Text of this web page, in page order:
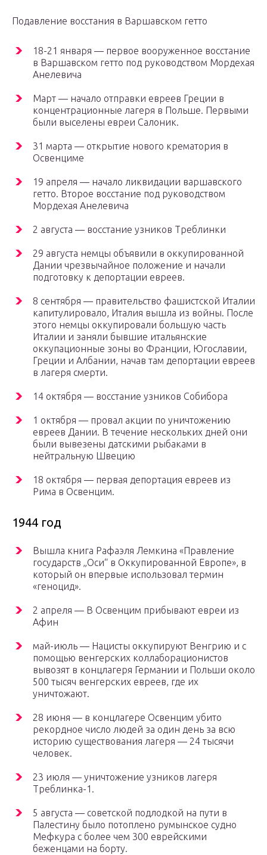
Подавление восстания в Варшавском гетто
18-21 января — первое вооруженное восстание
в Варшавском гетто под руководством Мордехая
Анелевича
Март — начало отправки евреев Греции в
концентрационные лагеря в Польше. Первыми
были выселены евреи Салоник.
31 марта — открытие нового крематория в
Освенциме
19 апреля — начало ликвидации варшавского
гетто. Второе восстание под руководством
Мордехая Анелевича
2 августа — восстание узников Треблинки
29 августа немцы объявили в оккупированной
Дании чрезвычайное положение и начали
подготовку к депортации евреев.
8 сентября — правительство фашистской Италии
капитулировало, Италия вышла из войны. После
этого немцы оккупировали большую часть
Италии и заняли бывшие итальянские
оккупационные зоны во Франции, Югославии,
Греции и Албании, начав там депортации евреев
в лагеря смерти.
14 октября — восстание узников Собибора
1 октября — провал акции по уничтожению
евреев Дании. В течение нескольких дней они
были вывезены датскими рыбаками в
нейтральную Швецию
18 октября — первая депортация евреев из
Рима в Освенцим.
1944 год
Вышла книга Рафаэля Лемкина «Правление
государств „Оси“ в Оккупированной Европе», в
который он впервые использовал термин
«геноцид».
2 апреля — В Освенцим прибывают евреи из
Афин
май-июль — Нацисты оккупируют Венгрию и с
помощью венгерских коллаборационистов
вывозят в концлагеря Германии и Польши около
500 тысяч венгерских евреев, где их
уничтожают.
28 июня — в концлагере Освенцим убито
рекордное число людей за один день за всю
историю существования лагеря — 24 тысячи
человек.
23 июля — уничтожение узников лагеря
Треблинка-1.
5 августа — советской подлодкой на пути в
Палестину было потоплено румынское судно
Мефкура с более чем 300 еврейскими
беженцами на борту.